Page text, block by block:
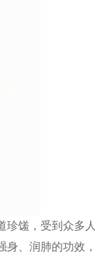
馐，受到众
、润肺的功